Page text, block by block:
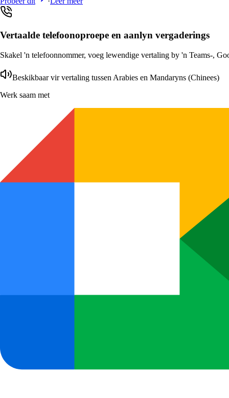
Vertaalde telefoonoproepe en aanlyn vergaderings
Skakel 'n telefoonnommer, voeg lewendige vertaling by 'n Teams-,
Beskikbaar vir vertaling tussen Arabies en Mandaryns (Chinees)
Werk saam met